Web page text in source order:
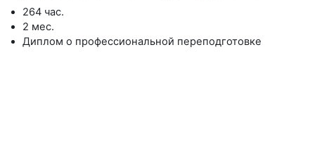
264 час.
2 мес.
Диплом о профессиональной переподготовке